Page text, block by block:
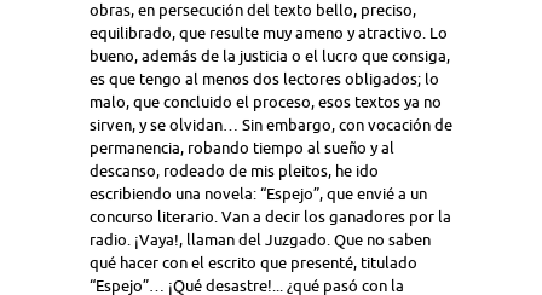
obras, en persecución del texto bello, preciso,
equilibrado, que resulte muy ameno y atractivo. Lo
bueno, además de la justicia o el lucro que consiga,
es que tengo al menos dos lectores obligados; lo
malo, que concluido el proceso, esos textos ya no
sirven, y se olvidan… Sin embargo, con vocación de
permanencia, robando tiempo al sueño y al
descanso, rodeado de mis pleitos, he ido
escribiendo una novela: “Espejo”, que envié a un
concurso literario. Van a decir los ganadores por la
radio. ¡Vaya!, llaman del Juzgado. Que no saben
qué hacer con el escrito que presenté, titulado
“Espejo”… ¡Qué desastre!... ¿qué pasó con la